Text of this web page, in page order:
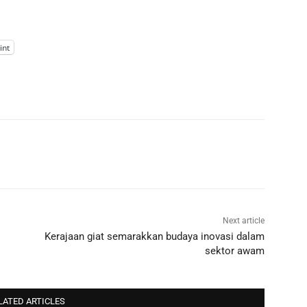
Next article
Kerajaan giat semarakkan budaya inovasi dalam
sektor awam
ARTICLES